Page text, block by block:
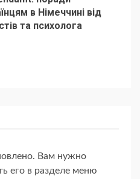
в Німеччині від
та психолога
Вам нужно
его в разделе меню